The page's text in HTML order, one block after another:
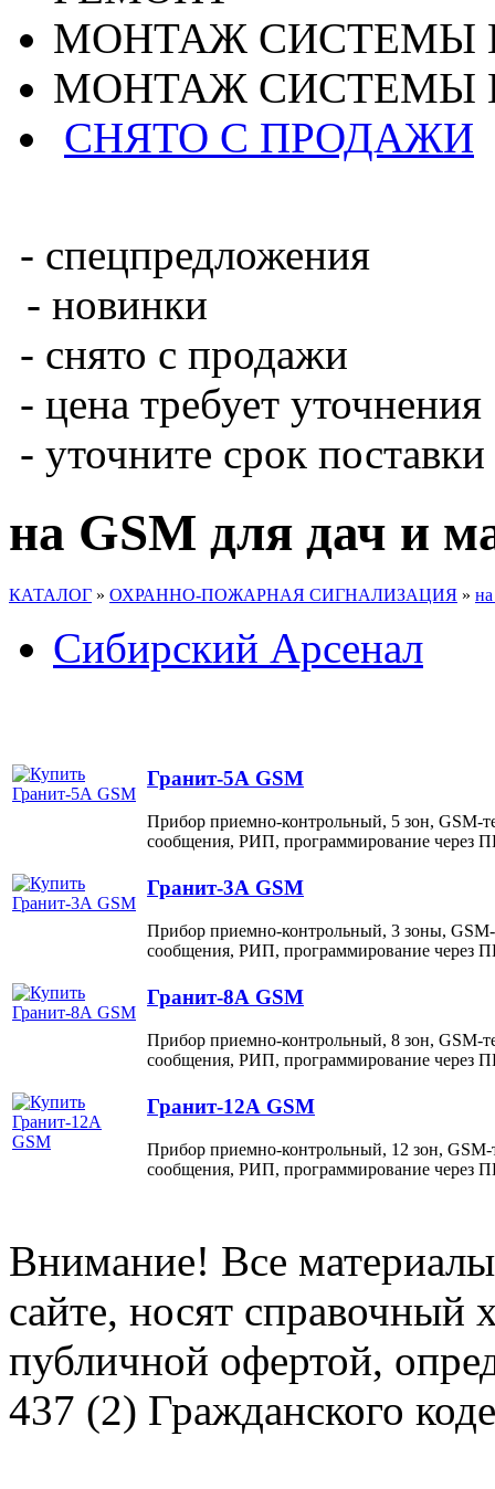
МОНТАЖ СИСТЕМЫ
МОНТАЖ СИСТЕМЫ
СНЯТО С ПРОДАЖИ
- спецпредложения
- новинки
- снято с продажи
- цена требует уточнения
- уточните срок поставки
на GSM для дач и
КАТАЛОГ » ОХРАННО-ПОЖАРНАЯ СИГНАЛИЗАЦИЯ »
Сибирский Арсенал
Гранит-5А GSM
Прибор приемно-контрольный, 5 зон, GSM-
сообщения, РИП, программирование через
Гранит-3А GSM
Прибор приемно-контрольный, 3 зоны, GSM-
сообщения, РИП, программирование через
Гранит-8А GSM
Прибор приемно-контрольный, 8 зон, GSM-
сообщения, РИП, программирование через
Гранит-12А GSM
Прибор приемно-контрольный, 12 зон, GSM-
сообщения, РИП, программирование через
Внимание! Все
сайте, носят справочный
публичной офертой,
437 (2) Гражданского